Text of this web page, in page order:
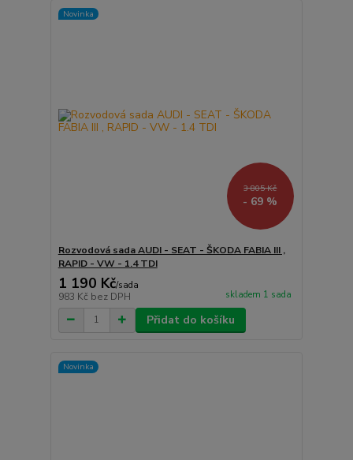
Novinka
3 805 Kč
- 69 %
Rozvodová sada AUDI - SEAT - ŠKODA FABIA III ,
RAPID - VW - 1.4 TDI
1 190 Kč/sada
983 Kč bez DPH skladem 1 sada
Přidat do košíku
Novinka